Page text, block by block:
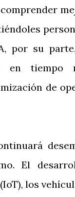
por su
en tiempo
de
El
los